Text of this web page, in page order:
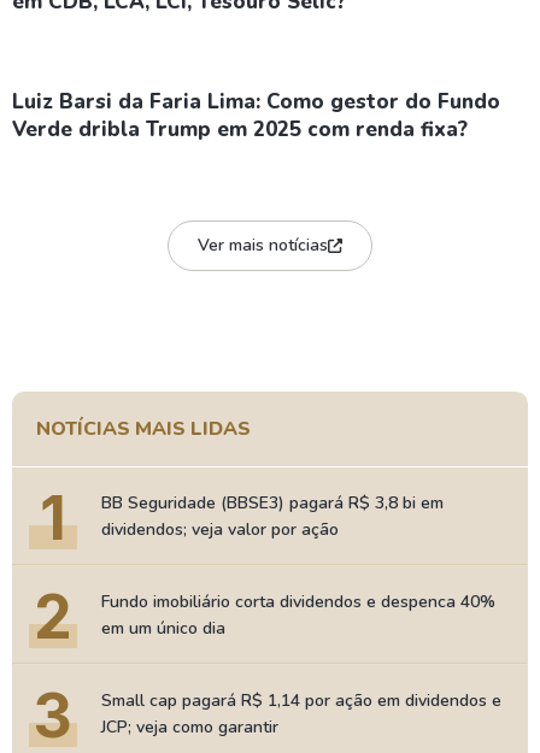
Luiz Barsi da Faria Lima: Como gestor do Fundo
Verde dribla Trump em 2025 com renda fixa?
Ver mais notícias
NOTÍCIAS MAIS LIDAS
1
BB Seguridade (BBSE3) pagará R$ 3,8 bi em
dividendos; veja valor por ação
2
Fundo imobiliário corta dividendos e despenca 40%
em um único dia
3
Small cap pagará R$ 1,14 por ação em dividendos e
JCP; veja como garantir